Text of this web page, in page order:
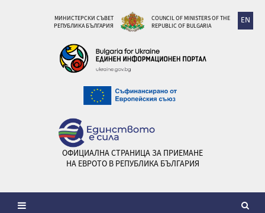
EN
МИНИСТЕРСКИ СЪВЕТ
РЕПУБЛИКА БЪЛГАРИЯ
COUNCIL OF MINISTERS OF THE
REPUBLIC OF BULGARIA
ОФИЦИАЛНА СТРАНИЦА ЗА ПРИЕМАНЕ
НА ЕВРОТО В РЕПУБЛИКА БЪЛГАРИЯ